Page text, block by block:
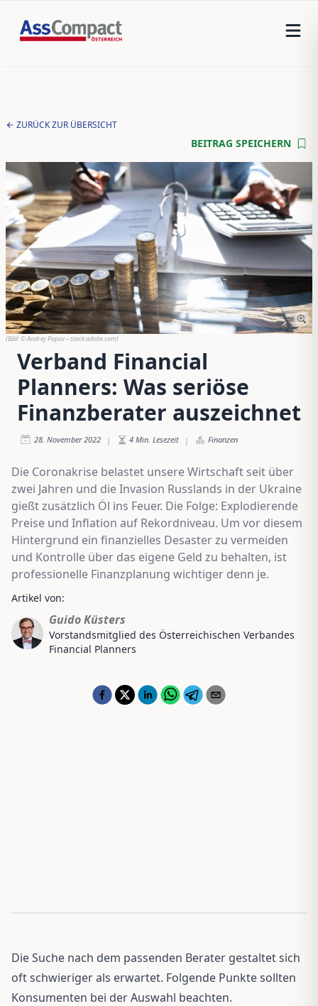
ZURÜCK ZUR ÜBERSICHT
BEITRAG SPEICHERN
(Bild:© Andrey Popov – stock.adobe.com)
Verband Financial
Planners: Was seriöse
Finanzberater auszeichnet
28. November 2022 | 4 Min. Lesezeit | Finanzen
Die Coronakrise belastet unsere Wirtschaft seit über
zwei Jahren und die Invasion Russlands in der Ukraine
gießt zusätzlich Öl ins Feuer. Die Folge: Explodierende
Preise und Inflation auf Rekordniveau. Um vor diesem
Hintergrund ein finanzielles Desaster zu vermeiden
und Kontrolle über das eigene Geld zu behalten, ist
professionelle Finanzplanung wichtiger denn je.
Artikel von:
Guido Küsters
Vorstandsmitglied des Österreichischen Verbandes
Financial Planners
Die Suche nach dem passenden Berater gestaltet sich
oft schwieriger als erwartet. Folgende Punkte sollten
Konsumenten bei der Auswahl beachten.